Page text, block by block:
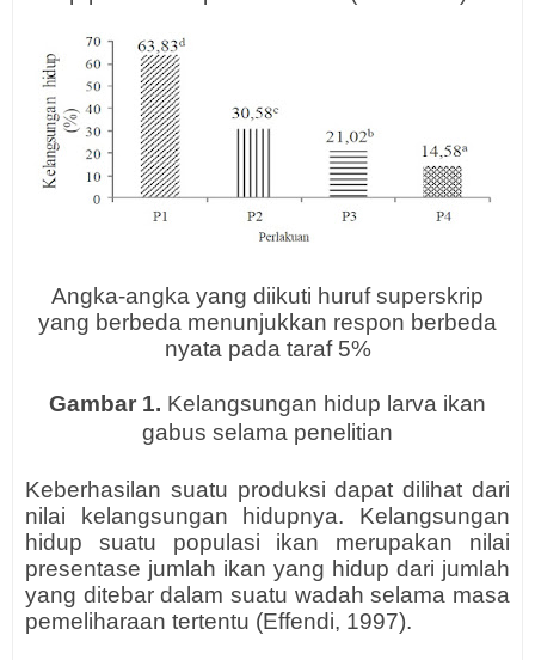
Angka-angka yang diikuti huruf superskrip
yang berbeda menunjukkan respon berbeda
nyata pada taraf 5%
Gambar 1. Kelangsungan hidup larva ikan
gabus selama penelitian
Keberhasilan suatu produksi dapat dilihat dari
nilai kelangsungan hidupnya. Kelangsungan
hidup suatu populasi ikan merupakan nilai
presentase jumlah ikan yang hidup dari jumlah
yang ditebar dalam suatu wadah selama masa
pemeliharaan tertentu (Effendi, 1997).